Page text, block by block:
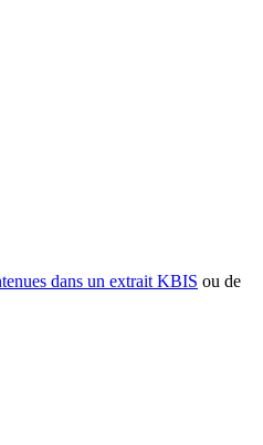
dans un extrait KBIS ou de